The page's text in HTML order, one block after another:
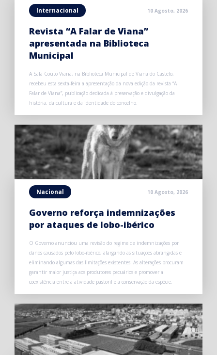
Internacional 10 Agosto, 2026
Revista “A Falar de Viana”
apresentada na Biblioteca
Municipal
A Sala Couto Viana, na Biblioteca Municipal de Viana do Castelo,
recebeu esta sexta-feira a apresentação da nova edição da revista “A
Falar de Viana”, publicação dedicada à preservação e divulgação da
história, da cultura e da identidade do concelho.
Nacional 10 Agosto, 2026
Governo reforça indemnizações
por ataques de lobo-ibérico
O Governo anunciou uma revisão do regime de indemnizações por
danos causados pelo lobo-ibérico, alargando as situações abrangidas e
eliminando algumas das limitações existentes. As alterações procuram
garantir maior justiça aos produtores pecuários e promover a
coexistência entre a atividade pastoril e a conservação da espécie.